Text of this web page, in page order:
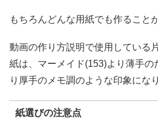
もちろんどんな用紙でも作ること
動画の作り方説明で使用している
紙は、マーメイド(153)より薄手の
り厚手のメモ調のような印象にな
紙選びの注意点